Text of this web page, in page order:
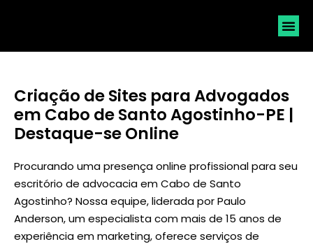
Criação de Sites para Advogados
em Cabo de Santo Agostinho-PE |
Destaque-se Online
Procurando uma presença online profissional para seu
escritório de advocacia em Cabo de Santo
Agostinho? Nossa equipe, liderada porPaulo
Anderson, um especialista com mais de 15 anos de
experiência em marketing, oferece serviços de